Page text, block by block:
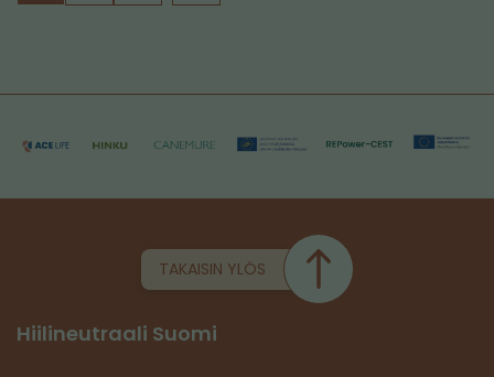
TAKAISIN YLÖS
Hiilineutraali Suomi